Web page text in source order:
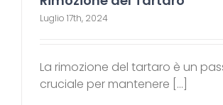
Luglio 17th, 2024
La rimozione del tartaro è un
cruciale per mantenere [...]